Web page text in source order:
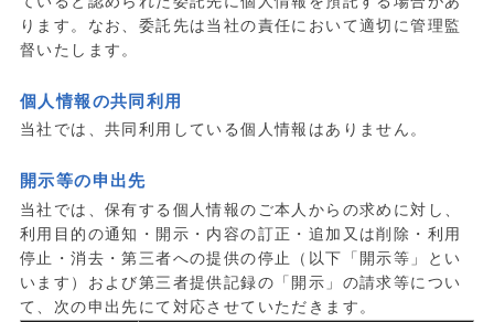
ります。なお、委託先は当社の責任において適切に管理監
督いたします。
個人情報の共同利用
当社では、共同利用している個人情報はありません。
開示等の申出先
当社では、保有する個人情報のご本人からの求めに対し、
利用目的の通知・開示・内容の訂正・追加又は削除・利用
停止・消去・第三者への提供の停止（以下「開示等」とい
います）および第三者提供記録の「開示」の請求等につい
て、次の申出先にて対応させていただきます。